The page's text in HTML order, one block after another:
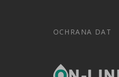
OCHRANA DAT